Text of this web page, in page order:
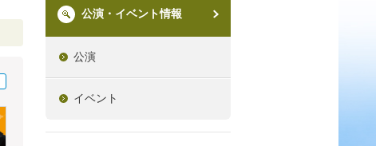
公演・イベント情報
公演
イベント